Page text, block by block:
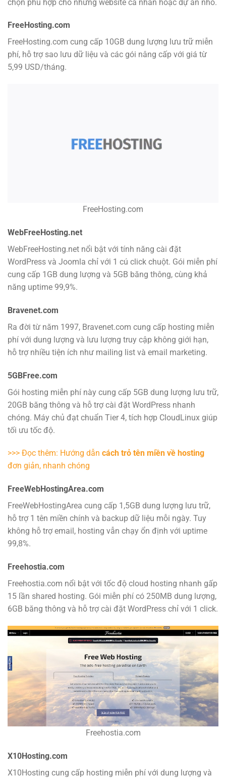
chọn phù hợp cho những website cá nhân hoặc dự án nhỏ.
FreeHosting.com
FreeHosting.com cung cấp 10GB dung lượng lưu trữ miễn
phí, hỗ trợ sao lưu dữ liệu và các gói nâng cấp với giá từ
5,99 USD/tháng.
FreeHosting.com
WebFreeHosting.net
WebFreeHosting.net nổi bật với tính năng cài đặt
WordPress và Joomla chỉ với 1 cú click chuột. Gói miễn phí
cung cấp 1GB dung lượng và 5GB băng thông, cùng khả
năng uptime 99,9%.
Bravenet.com
Ra đời từ năm 1997, Bravenet.com cung cấp hosting miễn
phí với dung lượng và lưu lượng truy cập không giới hạn,
hỗ trợ nhiều tiện ích như mailing list và email marketing.
5GBFree.com
Gói hosting miễn phí này cung cấp 5GB dung lượng lưu trữ,
20GB băng thông và hỗ trợ cài đặt WordPress nhanh
chóng. Máy chủ đạt chuẩn Tier 4, tích hợp CloudLinux giúp
tối ưu tốc độ.
>>> Đọc thêm: Hướng dẫn cách trỏ tên miền về hosting
đơn giản, nhanh chóng
FreeWebHostingArea.com
FreeWebHostingArea cung cấp 1,5GB dung lượng lưu trữ,
hỗ trợ 1 tên miền chính và backup dữ liệu mỗi ngày. Tuy
không hỗ trợ email, hosting vẫn chạy ổn định với uptime
99,8%.
Freehostia.com
Freehostia.com nổi bật với tốc độ cloud hosting nhanh gấp
15 lần shared hosting. Gói miễn phí có 250MB dung lượng,
6GB băng thông và hỗ trợ cài đặt WordPress chỉ với 1 click.
Freehostia.com
X10Hosting.com
X10Hosting cung cấp hosting miễn phí với dung lượng và